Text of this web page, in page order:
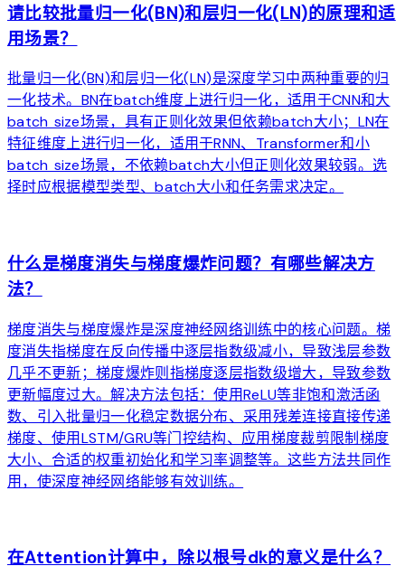
请比较批量归一化(BN)和层归一化(LN)的原理和适
用场景？
批量归一化(BN)和层归一化(LN)是深度学习中两种重要的归
一化技术。BN在batch维度上进行归一化，适用于CNN和大
batch size场景，具有正则化效果但依赖batch大小；LN在
特征维度上进行归一化，适用于RNN、Transformer和小
batch size场景，不依赖batch大小但正则化效果较弱。选
择时应根据模型类型、batch大小和任务需求决定。
什么是梯度消失与梯度爆炸问题？有哪些解决方
法？
梯度消失与梯度爆炸是深度神经网络训练中的核心问题。梯
度消失指梯度在反向传播中逐层指数级减小，导致浅层参数
几乎不更新；梯度爆炸则指梯度逐层指数级增大，导致参数
更新幅度过大。解决方法包括：使用ReLU等非饱和激活函
数、引入批量归一化稳定数据分布、采用残差连接直接传递
梯度、使用LSTM/GRU等门控结构、应用梯度裁剪限制梯度
大小、合适的权重初始化和学习率调整等。这些方法共同作
用，使深度神经网络能够有效训练。
在Attention计算中，除以根号dk的意义是什么？